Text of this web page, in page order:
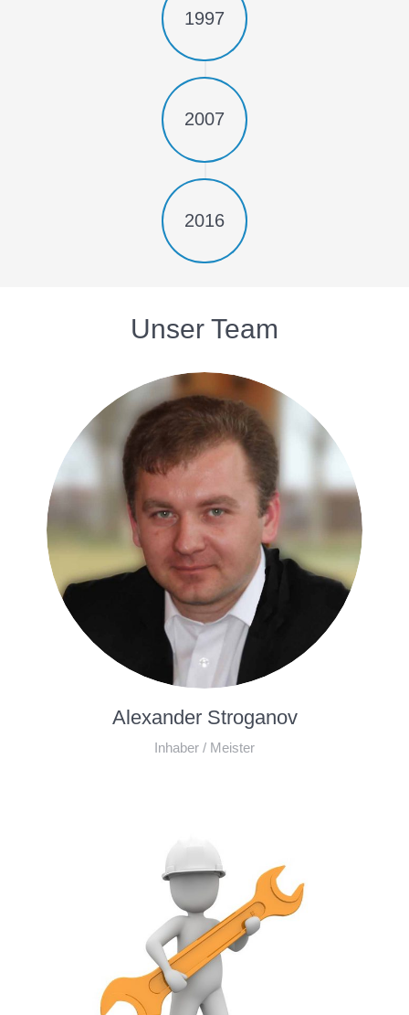
1997
2007
2016
Unser Team
Alexander Stroganov
Inhaber / Meister